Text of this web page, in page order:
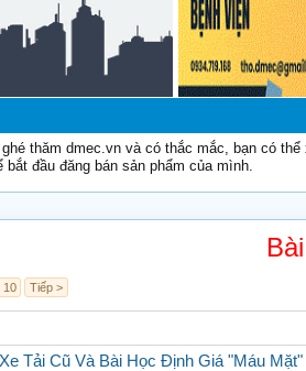
ghé thăm dmec.vn và có thắc mắc, bạn có
bắt đầu đăng bán sản phẩm của mình.
10 Tiếp >
Tải Cũ Và Bài Học Định Giá "Máu